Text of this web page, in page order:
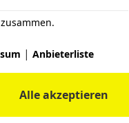
| Anbieterliste
Alle akzeptieren